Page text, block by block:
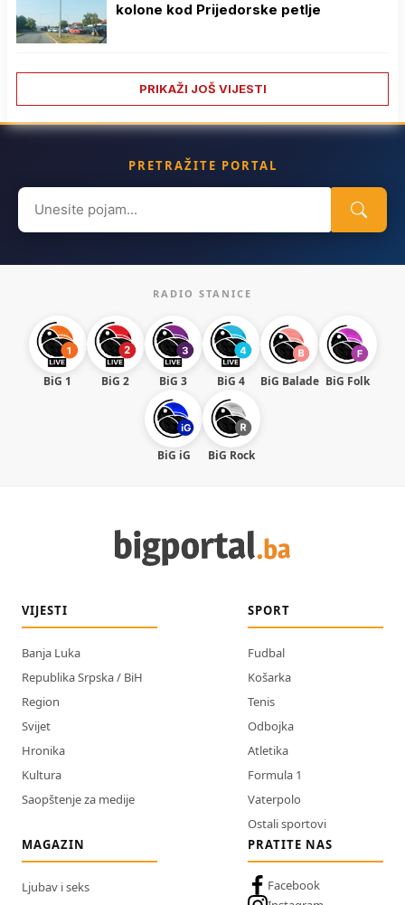
kolone kod Prijedorske petlje
PRIKAŽI JOŠ VIJESTI
PRETRAŽITE PORTAL
Search
for:
RADIO STANICE
BiG 1 BiG 2 BiG 3 BiG 4 BiG Balade BiG Folk
BiG iG BiG Rock
VIJESTI
Banja Luka
Republika Srpska / BiH
Region
Svijet
Hronika
Kultura
Saopštenje za medije
SPORT
Fudbal
Košarka
Tenis
Odbojka
Atletika
Formula 1
Vaterpolo
Ostali sportovi
MAGAZIN
Ljubav i seks
PRATITE NAS
Facebook